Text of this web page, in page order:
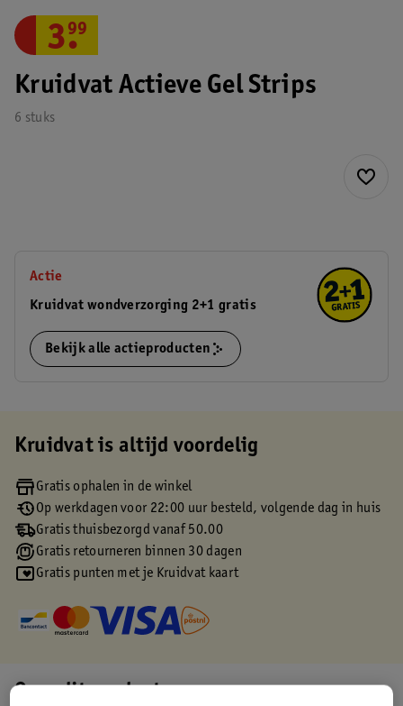
Kruidvat Actieve Gel Strips
6 stuks
3.
99
Actie
Kruidvat wondverzorging 2+1 gratis
Bekijk alle actieproducten
Kruidvat is altijd voordelig
Gratis ophalen in de winkel
Op werkdagen voor 22:00 uur besteld, volgende dag in huis
Gratis thuisbezorgd vanaf 50.00
Gratis retourneren binnen 30 dagen
Gratis punten met je Kruidvat kaart
Over dit product